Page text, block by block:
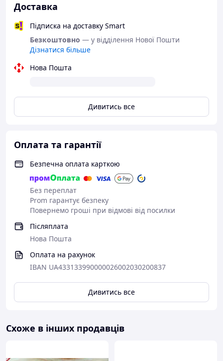
Доставка
Підписка на доставку Smart
Безкоштовно — у відділення Нової Пошти
Дізнатися більше
Нова Пошта
Дивитись все
Оплата та гарантії
Безпечна оплата карткою
Без переплат
Prom гарантує безпеку
Повернемо гроші при відмові від посилки
Післяплата
Нова Пошта
Оплата на рахунок
IBAN UA433133990000026002030200837
Дивитись все
Схоже в інших продавців